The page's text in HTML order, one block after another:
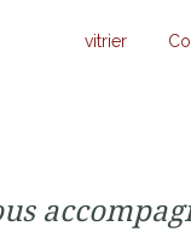
vitrier